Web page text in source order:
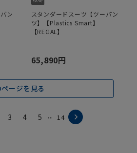
ン
スタンダードスーツ【ツーパン
ツ】【Plastics Smart】
【REGAL】
65,890円
ージを見る
3 4 5 ... 14